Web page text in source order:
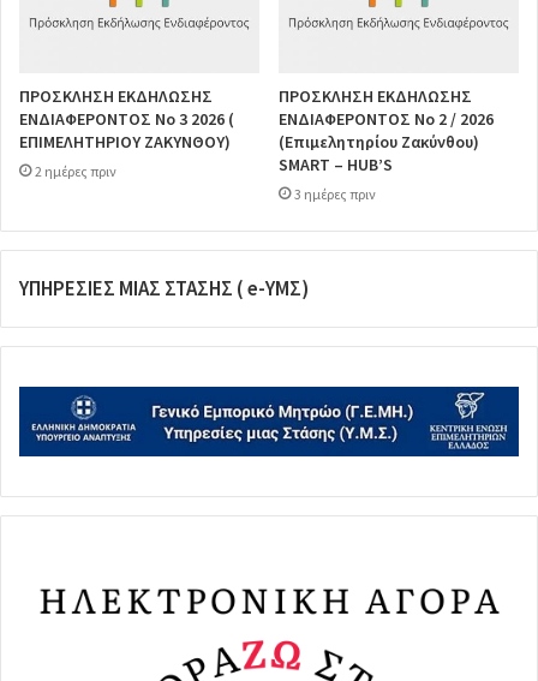
ΠΡΟΣΚΛΗΣΗ ΕΚΔΗΛΩΣΗΣ
ΕΝΔΙΑΦΕΡΟΝΤΟΣ Νο 3 2026 (
ΕΠΙΜΕΛΗΤΗΡΙΟΥ ΖΑΚΥΝΘΟΥ)
2 ημέρες πριν
ΠΡΟΣΚΛΗΣΗ ΕΚΔΗΛΩΣΗΣ
ΕΝΔΙΑΦΕΡΟΝΤΟΣ Νο 2 / 2026
(Επιμελητηρίου Ζακύνθου)
SMART – HUB’S
3 ημέρες πριν
ΥΠΗΡΕΣΙΕΣ ΜΙΑΣ ΣΤΑΣΗΣ ( e-ΥΜΣ)